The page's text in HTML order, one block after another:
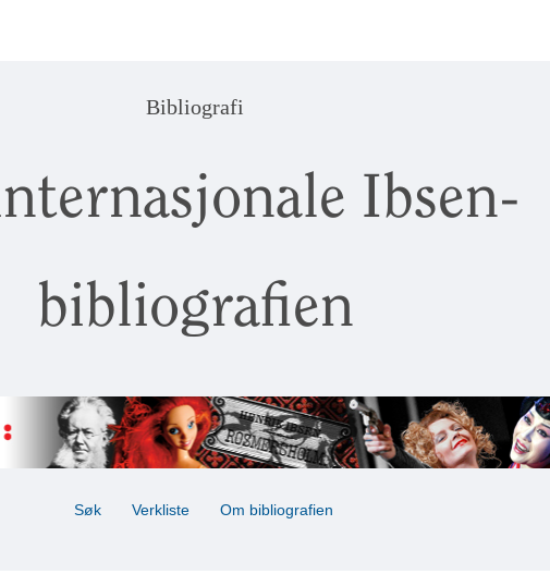
Bibliografi
Ibsen-
bibliografien
Søk Verkliste Om bibliografien